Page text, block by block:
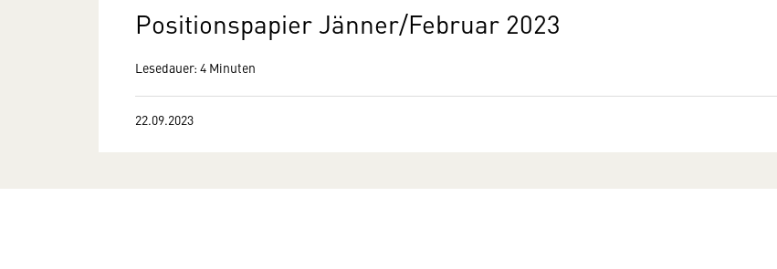
Positionspapier Jänner/Februar 2023
Lesedauer: 4 Minuten
22.09.2023